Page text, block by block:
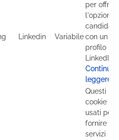
Linkedin Variabile
per offrire
l'opzione
con un
profilo
LinkedIn.
Continua
leggere
Questi
cookie
usati per
fornire
servizi